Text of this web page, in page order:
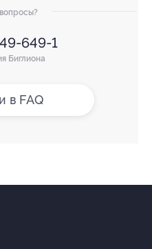
649-1
Биглиона
в FAQ